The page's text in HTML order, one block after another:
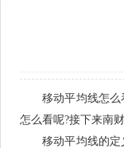
移动平均线怎么看
怎么看呢?接下来南
移动平均线的定义